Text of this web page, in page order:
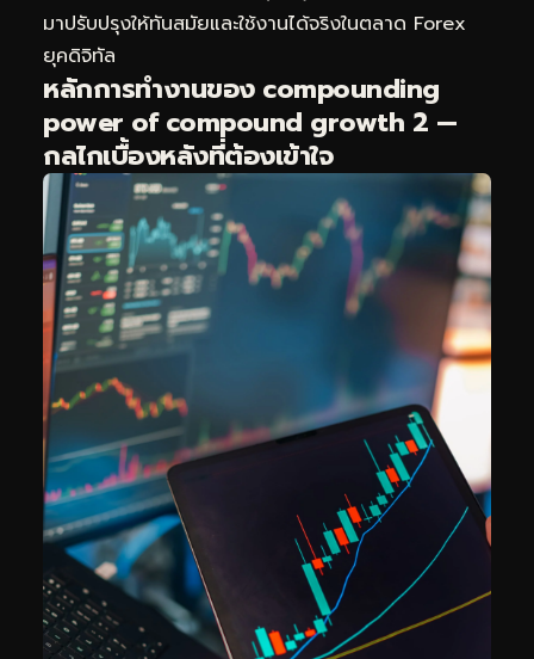
มาปรับปรุงให้ทันสมัยและใช้งานได้จริงในตลาด Forex
ยุคดิจิทัล
หลักการทำงานของ compounding
power of compound growth 2 —
กลไกเบื้องหลังที่ต้องเข้าใจ